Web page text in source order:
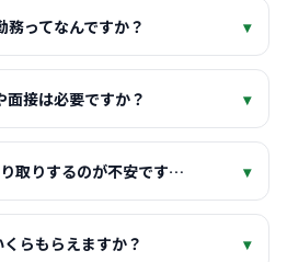
務ってなんですか？ ▾
面接は必要ですか？ ▾
取りするのが不安です… ▾
らもらえますか？ ▾